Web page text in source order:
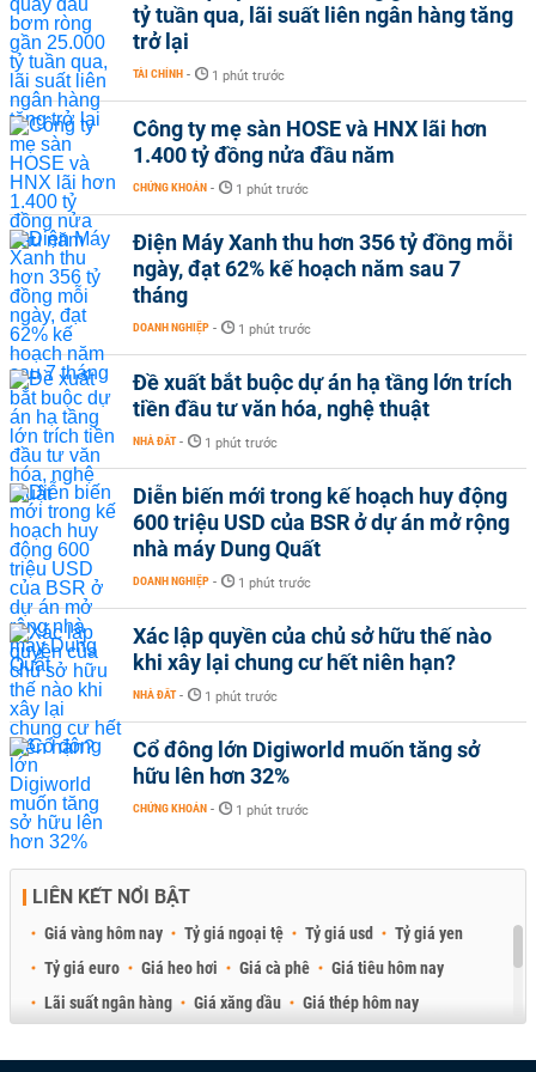
tỷ tuần qua, lãi suất liên ngân hàng tăng
trở lại
TÀI CHÍNH - 1 phút trước
Công ty mẹ sàn HOSE và HNX lãi hơn
1.400 tỷ đồng nửa đầu năm
CHỨNG KHOÁN - 1 phút trước
Điện Máy Xanh thu hơn 356 tỷ đồng mỗi
ngày, đạt 62% kế hoạch năm sau 7
tháng
DOANH NGHIỆP - 1 phút trước
Đề xuất bắt buộc dự án hạ tầng lớn trích
tiền đầu tư văn hóa, nghệ thuật
NHÀ ĐẤT - 1 phút trước
Diễn biến mới trong kế hoạch huy động
600 triệu USD của BSR ở dự án mở rộng
nhà máy Dung Quất
DOANH NGHIỆP - 1 phút trước
Xác lập quyền của chủ sở hữu thế nào
khi xây lại chung cư hết niên hạn?
NHÀ ĐẤT - 1 phút trước
Cổ đông lớn Digiworld muốn tăng sở
hữu lên hơn 32%
CHỨNG KHOÁN - 1 phút trước
LIÊN KẾT NỔI BẬT
Giá vàng hôm nay Tỷ giá ngoại tệ Tỷ giá usd
Tỷ giá yen
Tỷ giá euro
Giá heo hơi Giá cà phê
Giá tiêu hôm nay
Lãi suất ngân hàng
Giá xăng dầu
Giá thép hôm nay